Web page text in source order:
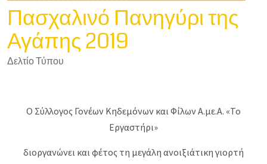
Πασχαλινό Πανηγύρι της
Αγάπης 2019
Δελτίο Τύπου
Ο Σύλλογος Γονέων Κηδεμόνων και Φίλων Α.με.Α. «Το
Εργαστήρι»
διοργανώνει και φέτος τη μεγάλη ανοιξιάτικη γιορτή